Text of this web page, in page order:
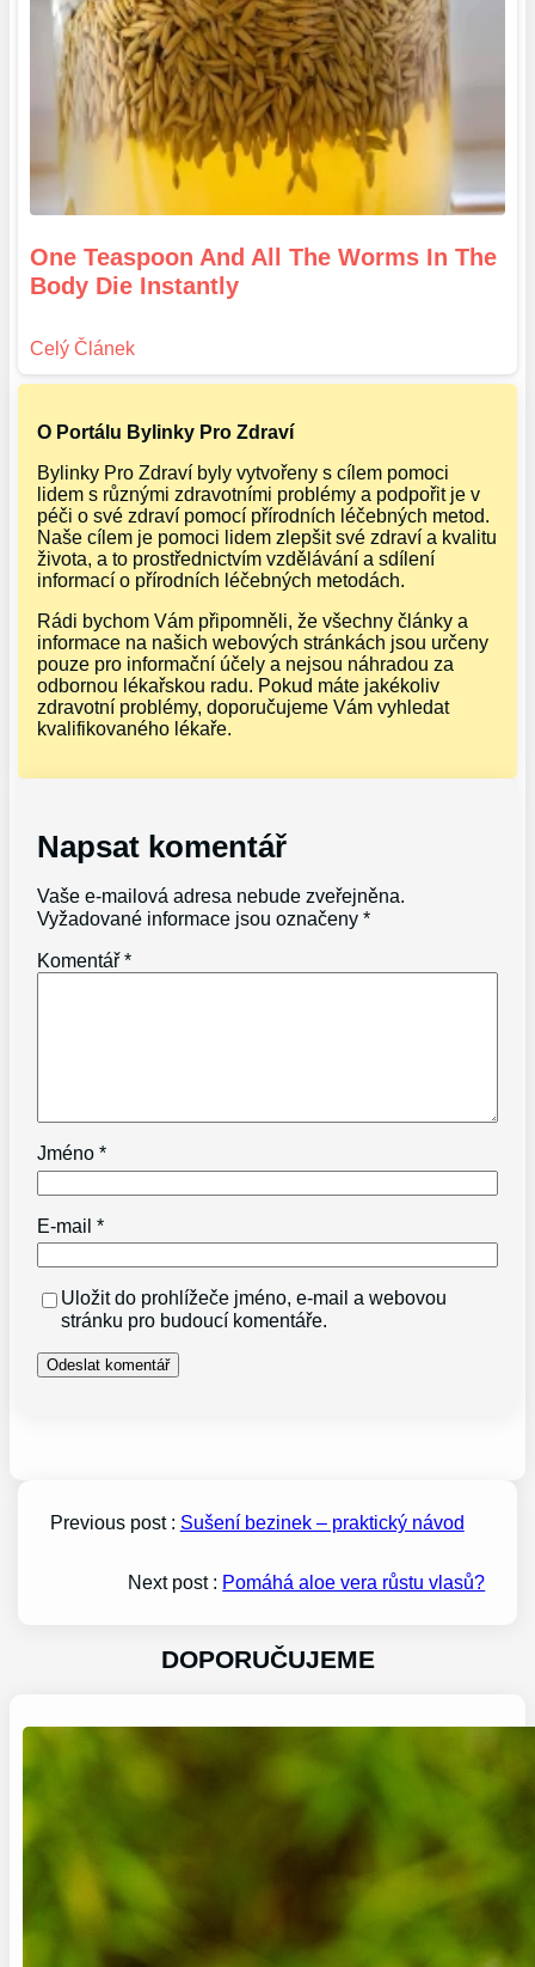
One Teaspoon And All The Worms In The
Body Die Instantly
O Portálu Bylinky Pro Zdraví
Bylinky Pro Zdraví byly vytvořeny s cílem pomoci
lidem s různými zdravotními problémy a podpořit je v
péči o své zdraví pomocí přírodních léčebných metod.
Naše cílem je pomoci lidem zlepšit své zdraví a kvalitu
života, a to prostřednictvím vzdělávání a sdílení
informací o přírodních léčebných metodách.
Rádi bychom Vám připomněli, že všechny články a
informace na našich webových stránkách jsou určeny
pouze pro informační účely a nejsou náhradou za
odbornou lékařskou radu. Pokud máte jakékoliv
zdravotní problémy, doporučujeme Vám vyhledat
kvalifikovaného lékaře.
Napsat komentář
Vaše e-mailová adresa nebude zveřejněna.
Vyžadované informace jsou označeny*
Komentář*
Jméno*
E-mail*
Uložit do prohlížeče jméno, e-mail a webovou
stránku pro budoucí komentáře.
Previous post : Sušení bezinek – praktický návod
Next post : Pomáhá aloe vera růstu vlasů?
DOPORUČUJEME